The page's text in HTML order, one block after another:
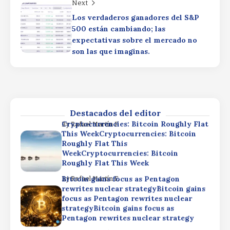
Next
Los verdaderos ganadores del S&P
500 están cambiando; las
expectativas sobre el mercado no
son las que imaginas.
Destacados del editor
ByRafael Martín F.
Bitcoin gains focus as Pentagon
rewrites nuclear strategyBitcoin gains
focus as Pentagon rewrites nuclear
strategyBitcoin gains focus as
Pentagon rewrites nuclear strategy
Results Dimmed by AI Spending
ByRafael Martín F.
Cryptocurrencies: Bitcoin Roughly Flat
This WeekCryptocurrencies: Bitcoin
Roughly Flat This
WeekCryptocurrencies: Bitcoin
Roughly Flat This Week
ByRafael Martín F.
Bitcoin gains focus as Pentagon
rewrites nuclear strategyBitcoin gains
focus as Pentagon rewrites nuclear
strategyBitcoin gains focus as
Pentagon rewrites nuclear strategy